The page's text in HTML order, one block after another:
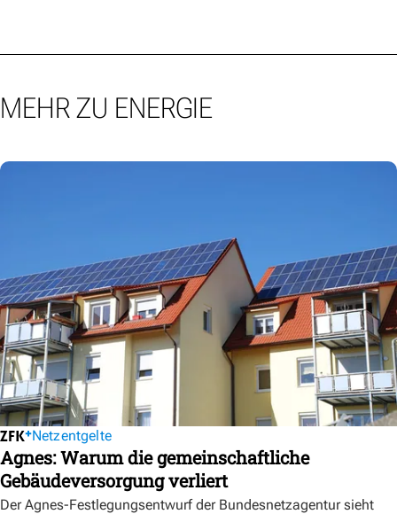
MEHR ZU ENERGIE
Netzentgelte
Agnes: Warum die gemeinschaftliche
Gebäudeversorgung verliert
Der Agnes-Festlegungsentwurf der Bundesnetzagentur sieht